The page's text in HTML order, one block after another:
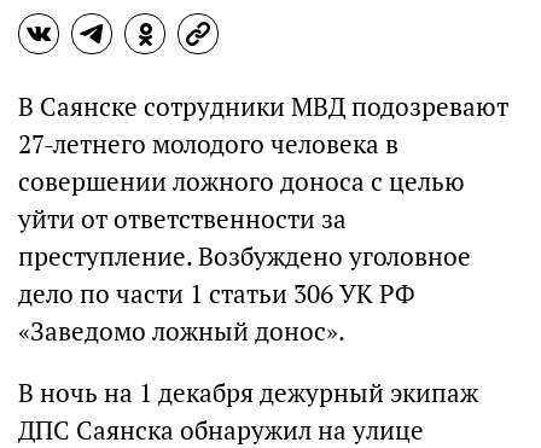
В Саянске сотрудники МВД подозревают
27-летнего молодого человека в
совершении ложного доноса с целью
уйти от ответственности за
преступление. Возбуждено уголовное
дело по части 1 статьи 306 УК РФ
«Заведомо ложный донос».
В ночь на 1 декабря дежурный экипаж
ДПС Саянска обнаружил на улице